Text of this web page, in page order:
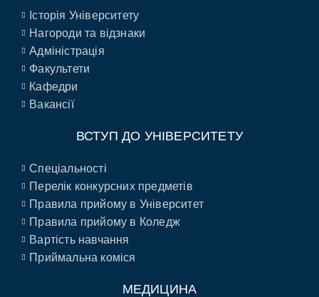
Історія Університету
Нагороди та відзнаки
Адміністрація
Факультети
Кафедри
Вакансії
ВСТУП ДО УНІВЕРСИТЕТУ
Спеціальності
Перелік конкурсних предметів
Правила прийому в Університет
Правила прийому в Коледж
Вартість навчання
Приймальна коміся
МЕДИЦИНА